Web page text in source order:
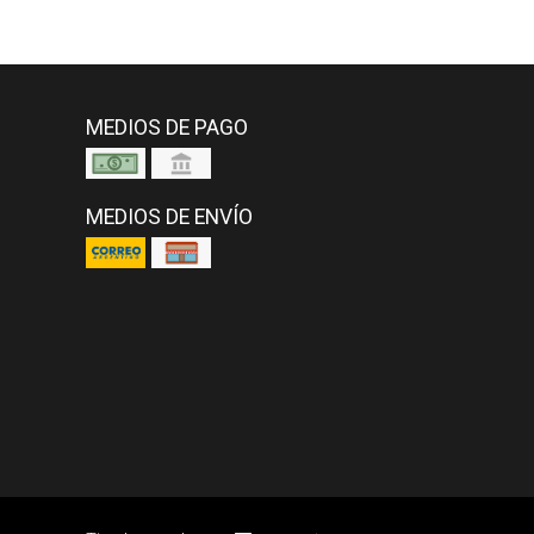
MEDIOS DE PAGO
MEDIOS DE ENVÍO